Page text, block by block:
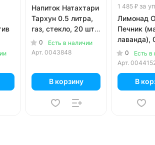
Напиток Натахтари
Тархун 0.5 литра,
газ, стекло, 20 шт.
в уп.
0
Есть в наличии
Арт. 0043848
В корзину
1 485 ₽ за уп
Лимонад
Печник
лаванда),
литра,
шт. в уп.
0
Есть в
Арт.
В